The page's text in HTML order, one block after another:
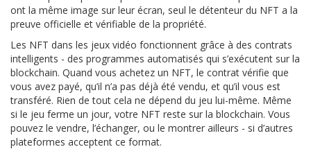
ont la même image sur leur écran, seul le détenteur du NFT a la
preuve officielle et vérifiable de la propriété.
Les NFT dans les jeux vidéo fonctionnent grâce à des contrats
intelligents - des programmes automatisés qui s’exécutent sur la
blockchain. Quand vous achetez un NFT, le contrat vérifie que
vous avez payé, qu’il n’a pas déjà été vendu, et qu’il vous est
transféré. Rien de tout cela ne dépend du jeu lui-même. Même
si le jeu ferme un jour, votre NFT reste sur la blockchain. Vous
pouvez le vendre, l’échanger, ou le montrer ailleurs - si d’autres
plateformes acceptent ce format.